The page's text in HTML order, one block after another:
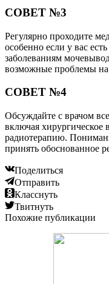
СОВЕТ №3
Регулярно проходите
особенно если у вас
заболеваниям
возможные проблемы на
СОВЕТ №4
Обсуждайте с врачом
включая
радиотерапию.
принять обоснованное
Поделиться
Отправить
Класснуть
Твитнуть
Похожие публикации